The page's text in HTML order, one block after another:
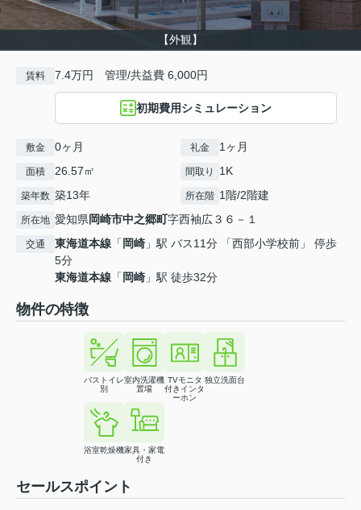
【外観】
賃料 7.4万円 管理/共益費 6,000円
初期費用シミュレーション
敷金 0ヶ月 礼金 1ヶ月
面積 26.57㎡ 間取り 1K
築年数 築13年 所在階 1階/2階建
所在地 愛知県岡崎市中之郷町字西袖広３６－１
交通 東海道本線 「 岡崎 」駅 バス11分 「西部小学校前」 停歩
5分
東海道本線 「 岡崎 」駅 徒歩32分
物件の特徴
バストイレ
別
室内洗濯機
置場
TVモニタ
付きインタ
ーホン
独立洗面台
浴室乾燥機家具・家電
付き
セールスポイント